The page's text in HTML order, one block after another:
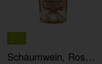
Schaumwein, Rosé Vino Spumante Pizzolato - Piccolo